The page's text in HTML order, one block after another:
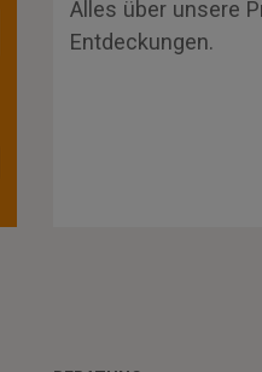
Alles über unsere
Entdeckungen.